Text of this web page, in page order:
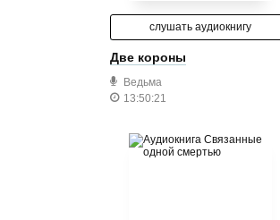
слушать аудиокнигу
Две короны
Ведьма
13:50:21